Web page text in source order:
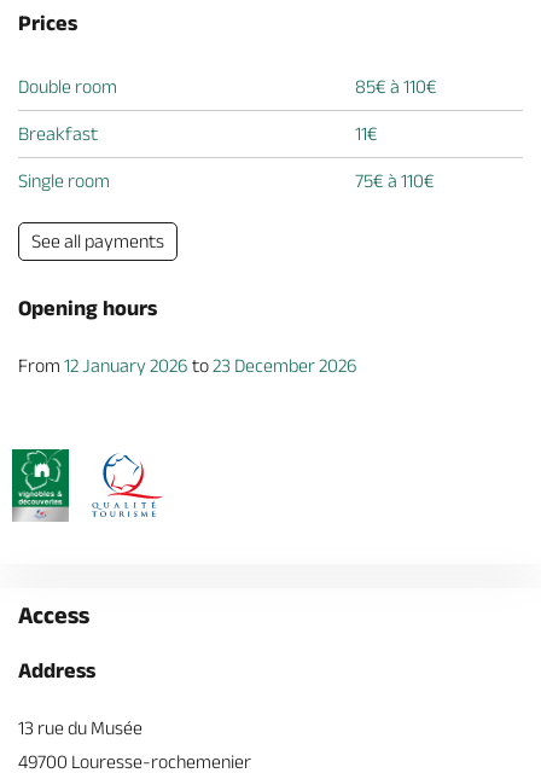
Prices
Double room 85€ à 110€
Breakfast 11€
Single room 75€ à 110€
See all payments
Opening hours
From 12 January 2026 to23 December 2026
Access
Address
13 rue du Musée
49700 Louresse-rochemenier